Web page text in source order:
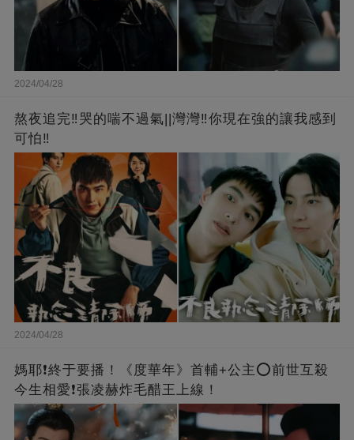
2024/04/28
熬夜追完‼️哭的喘不過氣||灣灣‼️你現在強的讓我感到
可怕‼️
2024/04/28
媽耶❗️終于要播！《度華年》首輔+公主⭕前世互殺
今生相愛❗張凌赫炸毛醋王上線！